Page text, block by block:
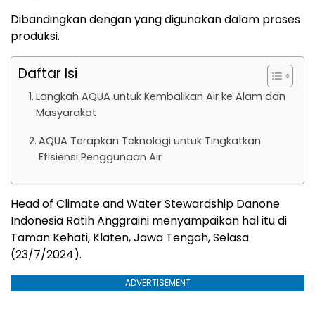
Dibandingkan dengan yang digunakan dalam proses
produksi.
Daftar Isi
Langkah AQUA untuk Kembalikan Air ke Alam dan
Masyarakat
AQUA Terapkan Teknologi untuk Tingkatkan
Efisiensi Penggunaan Air
Head of Climate and Water Stewardship Danone
Indonesia Ratih Anggraini menyampaikan hal itu di
Taman Kehati, Klaten, Jawa Tengah, Selasa
(23/7/2024).
ADVERTISEMENT